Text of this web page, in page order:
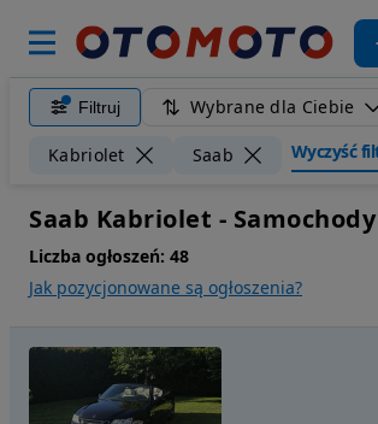
Filtruj Wybrane dla Ciebie
Kabriolet Saab Wyczyść
Saab Kabriolet -
Liczba ogłoszeń: 48
Jak pozycjonowane są ogłoszenia?